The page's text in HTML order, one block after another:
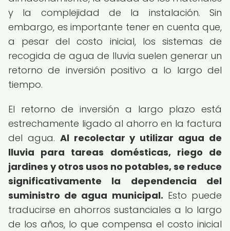
y la complejidad de la instalación. Sin
embargo, es importante tener en cuenta que,
a pesar del costo inicial, los sistemas de
recogida de agua de lluvia suelen generar un
retorno de inversión positivo a lo largo del
tiempo.
El retorno de inversión a largo plazo está
estrechamente ligado al ahorro en la factura
del agua. Al recolectar y utilizar agua de
lluvia para tareas domésticas, riego de
jardines y otros usos no potables, se reduce
significativamente la dependencia del
suministro de agua municipal. Esto puede
traducirse en ahorros sustanciales a lo largo
de los años, lo que compensa el costo inicial